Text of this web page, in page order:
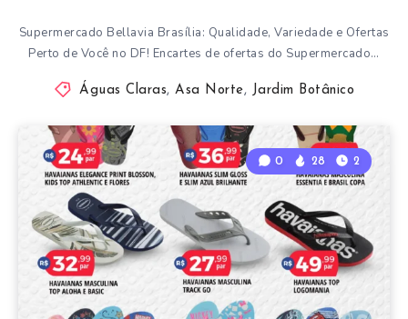
Supermercado Bellavia Brasília: Qualidade, Variedade e Ofertas
Perto de Você no DF! Encartes de ofertas do Supermercado…
Águas Claras,Asa Norte, Jardim Botânico
0 28 2